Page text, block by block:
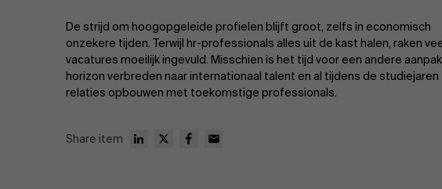
Vastgoed
Strategie & Innovatie
Supply Chain
De strijd om hoogopgeleide profielen blijft groot, zelfs in economisch
onzekere tijden. Terwijl hr-professionals alles uit de kast halen, raken
vacatures moeilijk ingevuld. Misschien is het tijd voor een andere
horizon verbreden naar internationaal talent en al tijdens de studiejaren
relaties opbouwen met toekomstige professionals.
Share item